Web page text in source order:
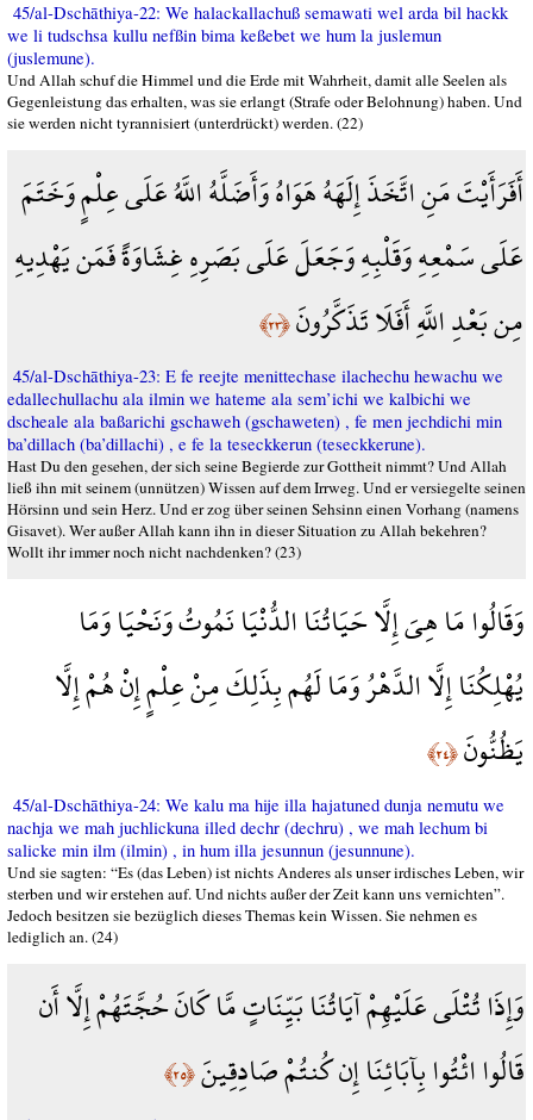
45/al-Dschāthiya-22: We halackallachuß semawati wel arda bil hackk
we li tudschsa kullu nefßin bima keßebet we hum la juslemun
(juslemune).
Und Allah schuf die Himmel und die Erde mit Wahrheit, damit alle Seelen als
Gegenleistung das erhalten, was sie erlangt (Strafe oder Belohnung) haben. Und
sie werden nicht tyrannisiert (unterdrückt) werden. (22)
أَفَرَأَيْتَ مَنِ اتَّخَذَ إِلَهَهُ هَوَاهُ وَأَضَلَّهُ اللَّهُ عَلَى عِلْمٍ وَخَتَمَ
عَلَى سَمْعِهِ وَقَلْبِهِ وَجَعَلَ عَلَى بَصَرِهِ غِشَاوَةً فَمَن يَهْدِيهِ
مِن بَعْدِ اللَّهِ أَفَلَا تَذَكَّرُونَ﴿٢٣﴾
45/al-Dschāthiya-23: E fe reejte menittechase ilachechu hewachu we
edallechullachu ala ilmin we hateme ala sem’ichi we kalbichi we
dscheale ala baßarichi gschaweh (gschaweten) , fe men jechdichi min
ba’dillach (ba’dillachi) , e fe la teseckkerun (teseckkerune).
Hast Du den gesehen, der sich seine Begierde zur Gottheit nimmt? Und Allah
ließ ihn mit seinem (unnützen) Wissen auf dem Irrweg. Und er versiegelte seinen
Hörsinn und sein Herz. Und er zog über seinen Sehsinn einen Vorhang (namens
Gisavet). Wer außer Allah kann ihn in dieser Situation zu Allah bekehren?
Wollt ihr immer noch nicht nachdenken? (23)
وَقَالُوا مَا هِيَ إِلَّا حَيَاتُنَا الدُّنْيَا نَمُوتُ وَنَحْيَا وَمَا
يُهْلِكُنَا إِلَّا الدَّهْرُ وَمَا لَهُم بِذَلِكَ مِنْ عِلْمٍ إِنْ هُمْ إِلَّا
يَظُنُّونَ﴿٢٤﴾
45/al-Dschāthiya-24: We kalu ma hije illa hajatuned dunja nemutu we
nachja we mah juchlickuna illed dechr (dechru) , we mah lechum bi
salicke min ilm (ilmin) , in hum illa jesunnun (jesunnune).
Und sie sagten: “Es (das Leben) ist nichts Anderes als unser irdisches Leben, wir
sterben und wir erstehen auf. Und nichts außer der Zeit kann uns vernichten”.
Jedoch besitzen sie bezüglich dieses Themas kein Wissen. Sie nehmen es
lediglich an. (24)
وَإِذَا تُتْلَى عَلَيْهِمْ آيَاتُنَا بَيِّنَاتٍ مَّا كَانَ حُجَّتَهُمْ إِلَّا أَن
قَالُوا ائْتُوا بِآبَائِنَا إِن كُنتُمْ صَادِقِينَ﴿٢٥﴾